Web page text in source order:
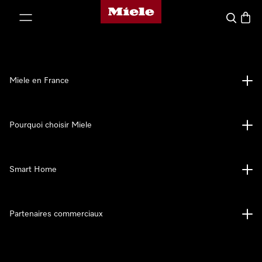
Page d'accueil Miele
Search
Miele en France
Pourquoi choisir Miele
Smart Home
Partenaires commerciaux